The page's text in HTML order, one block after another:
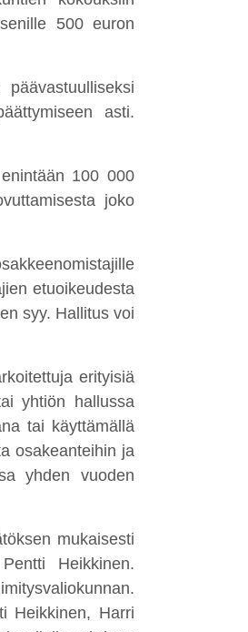
500 euron
asti.
100 000
joko
etuoikeudesta
syy. Hallitus voi
erityisiä
yhtiön hallussa
tai käyttämällä
osakeanteihin ja
yhden vuoden
mukaisesti
Heikkinen.
Heikkinen, Harri